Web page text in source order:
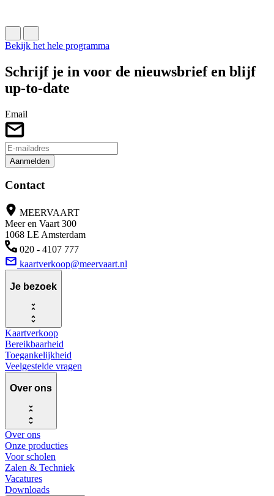
Bekijk het hele programma
Schrijf je in voor de nieuwsbrief en blijf
up-to-date
Email
Aanmelden
Contact
MEERVAART
Meer en Vaart 300
1068 LE Amsterdam
020 - 4107 777
kaartverkoop@meervaart.nl
Je bezoek
Kaartverkoop
Bereikbaarheid
Toegankelijkheid
Veelgestelde vragen
Over ons
Over ons
Onze producties
Voor scholen
Zalen & Techniek
Vacatures
Downloads